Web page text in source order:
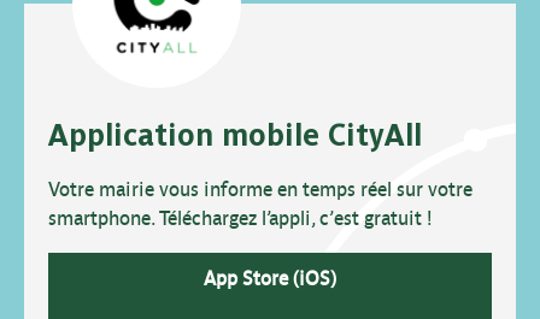
Application mobile CityAll
Votre mairie vous informe en temps réel sur votre
smartphone. Téléchargez l’appli, c’est gratuit !
App Store (iOS)